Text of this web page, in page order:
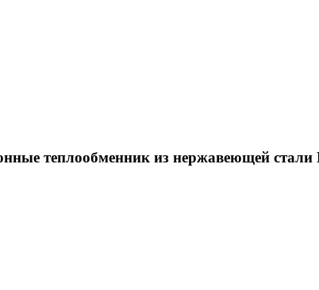
теплообменник из нержавеющей стали